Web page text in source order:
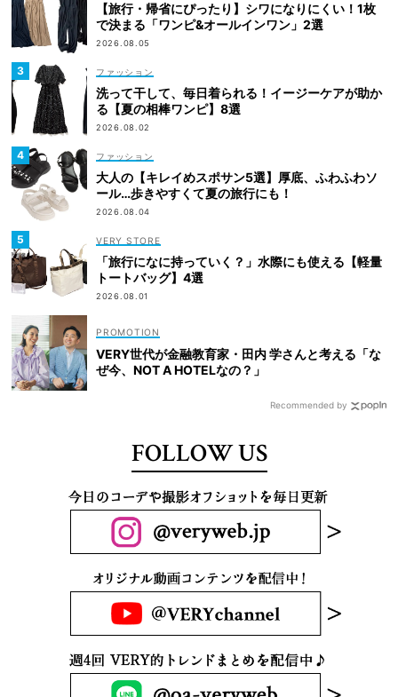
【旅行・帰省にぴったり】シワになりにくい！1枚
で決まる「ワンピ&オールインワン」2選
2026.08.05
ファッション
洗って干して、毎日着られる！イージーケアが助か
る【夏の相棒ワンピ】8選
2026.08.02
ファッション
大人の【キレイめスポサン5選】厚底、ふわふわソ
ール…歩きやすくて夏の旅行にも！
2026.08.04
VERY STORE
「旅行になに持っていく？」水際にも使える【軽量
トートバッグ】4選
2026.08.01
VERY世代が金融教育家・田内 学さんと考える「な
ぜ今、NOT A HOTELなの？」
Recommended by
FOLLOW US